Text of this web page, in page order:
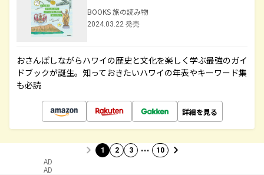
BOOKS 旅の読み物
2024.03.22 発売
おさんぽしながらハワイの歴史と文化を楽しく学ぶ最強のガイ
ドブックが誕生。知っておきたいハワイの年表やキーワード集
も必読
詳細を見る
1 2 3 … 10
AD
AD